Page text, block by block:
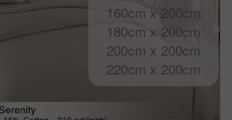
160cm x 200cm
180cm x 200cm
200cm x 200cm
220cm x 200cm